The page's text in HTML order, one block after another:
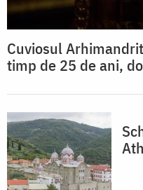
Cuviosul
timp de 25 de ani,